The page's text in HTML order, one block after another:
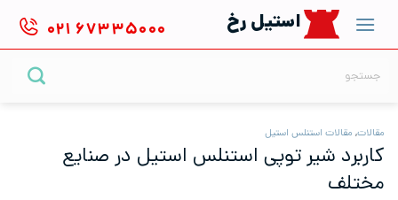
content
استیل رخ ۰۲۱ ۶۷۳۳۵۰۰۰
مقالات, مقالات استنلس استیل
کاربرد شیر توپی استنلس استیل در صنایع
مختلف